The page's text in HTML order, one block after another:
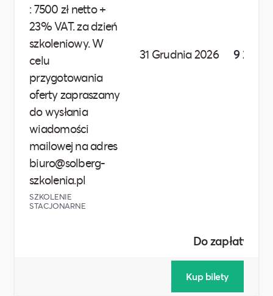
: 7500 zł netto +
23% VAT. za dzień
szkoleniowy. W
celu
przygotowania
oferty zapraszamy
do wysłania
wiadomości
mailowej na adres
biuro@solberg-
szkolenia.pl
SZKOLENIE
STACJONARNE
31 Grudnia 2026 9